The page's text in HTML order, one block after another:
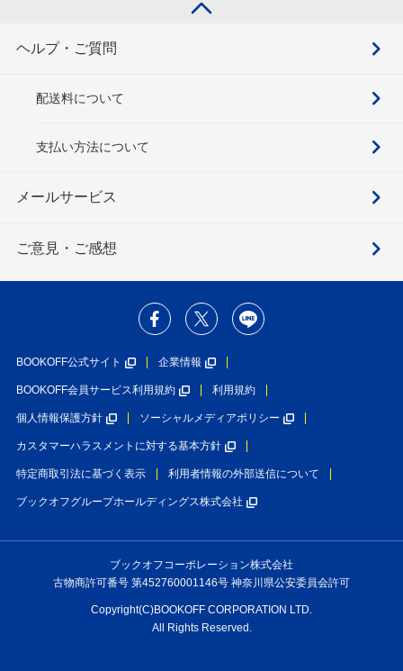
ヘルプ・ご質問
配送料について
支払い方法について
メールサービス
ご意見・ご感想
BOOKOFF公式サイト 企業情報
BOOKOFF会員サービス利用規約 利用規約
個人情報保護方針 ソーシャルメディアポリシー
カスタマーハラスメントに対する基本方針
特定商取引法に基づく表示 利用者情報の外部送信について
ブックオフグループホールディングス株式会社
ブックオフコーポレーション株式会社
古物商許可番号 第452760001146号 神奈川県公安委員会許可
Copyright(C)BOOKOFF CORPORATION LTD.
All Rights Reserved.